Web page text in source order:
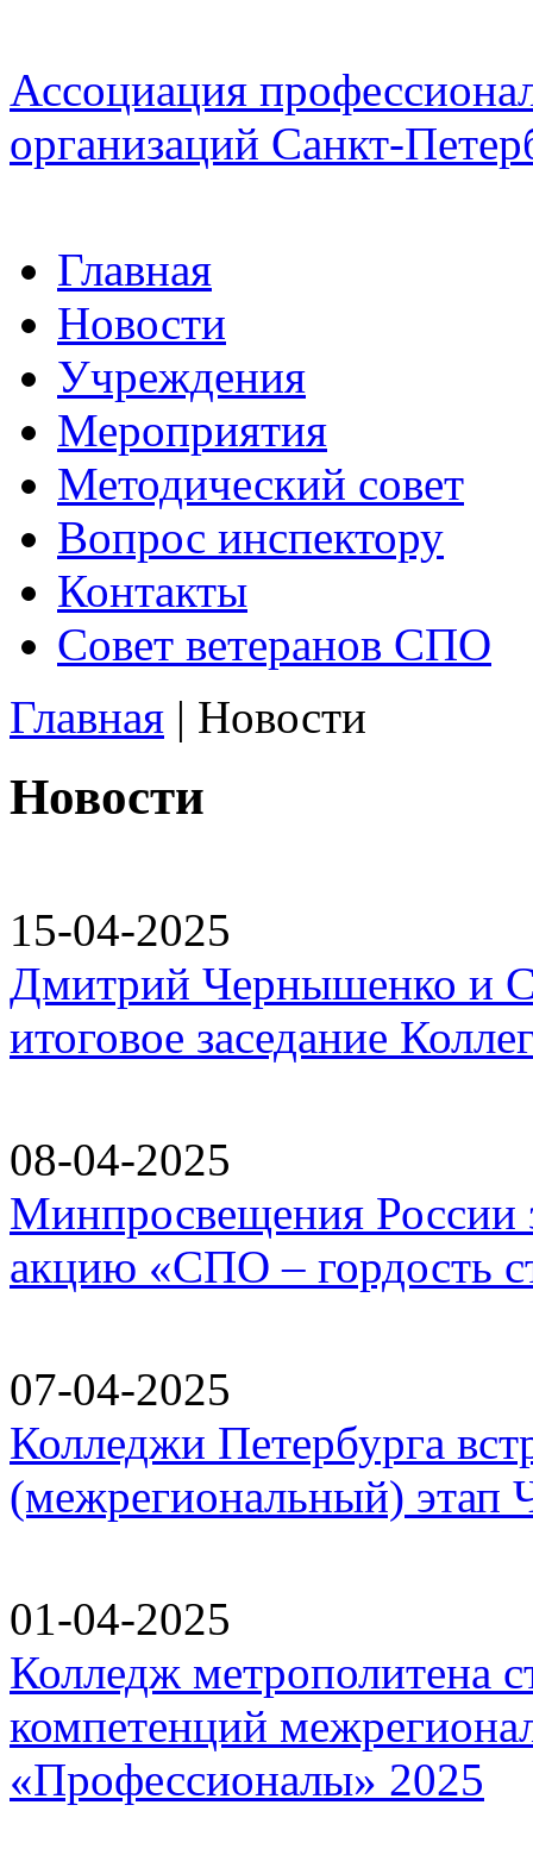
Ассоциация
организаций Санкт-
Главная
Новости
Учреждения
Мероприятия
Методический совет
Вопрос инспектору
Контакты
Совет ветеранов СПО
Главная | Новости
Новости
15-04-2025
Дмитрий Чернышенко и
итоговое заседание
08-04-2025
Минпросвещения России
акцию «СПО – гордость
07-04-2025
Колледжи Петербурга
(межрегиональный) этап
01-04-2025
Колледж метрополитена
компетенций
«Профессионалы» 2025